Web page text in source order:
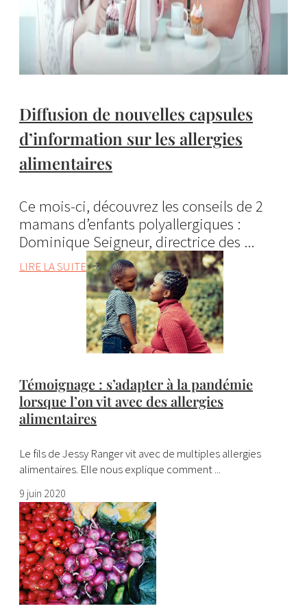
Diffusion de nouvelles capsules
d’information sur les allergies
alimentaires
Ce mois-ci, découvrez les conseils de 2
mamans d’enfants polyallergiques :
Dominique Seigneur, directrice des ...
LIRE LA SUITE
Témoignage : s’adapter à la pandémie
lorsque l’on vit avec des allergies
alimentaires
Le fils de Jessy Ranger vit avec de multiples allergies
alimentaires. Elle nous explique comment ...
9 juin 2020